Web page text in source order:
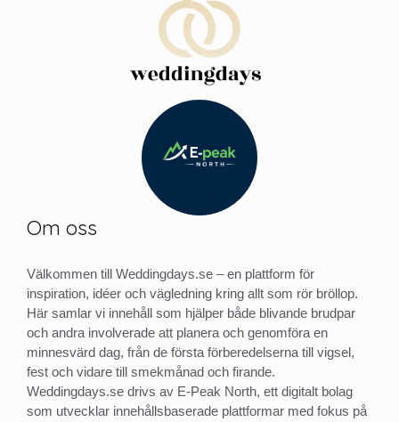
Om oss
Välkommen till Weddingdays.se – en plattform för
inspiration, idéer och vägledning kring allt som rör bröllop.
Här samlar vi innehåll som hjälper både blivande brudpar
och andra involverade att planera och genomföra en
minnesvärd dag, från de första förberedelserna till vigsel,
fest och vidare till smekmånad och firande.
Weddingdays.se drivs av E-Peak North, ett digitalt bolag
som utvecklar innehållsbaserade plattformar med fokus på